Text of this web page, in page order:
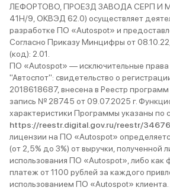
ЛЕФОРТОВО, ПРОЕЗД ЗАВОДА СЕРП И
41Н/9, ОКВЭД 62.0) осуществляет
разработке ПО «Autospot» и
Согласно Приказу Минцифры от
(код): 2.01.
ПО «Autospot» — исключительные
"Автоспот": свидетельство о
2018618687, внесена в Реестр
запись № 28745 от 09.07.2025 г.
характеристики Программы указаны по
https://reestr.digital.gov.ru/reestr/
лицензии на ПО «Autospot»
(от 2,5% до 3%) от выручки, полученной
использования ПО «Autospot», либо как
платеж от 1100 рублей за каждого
использованием ПО «Autospot» клиента.